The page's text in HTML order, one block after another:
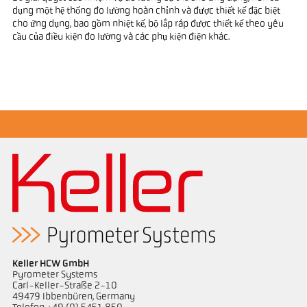
dụng một hệ thống đo lường hoàn chỉnh và được thiết kế đặc biệt
cho ứng dụng, bao gồm nhiệt kế, bộ lắp ráp được thiết kế theo yêu
cầu của điều kiện đo lường và các phụ kiện điện khác.
Keller HCW GmbH
Pyrometer Systems
Carl-Keller-Straße 2-10
49479 Ibbenbüren, Germany